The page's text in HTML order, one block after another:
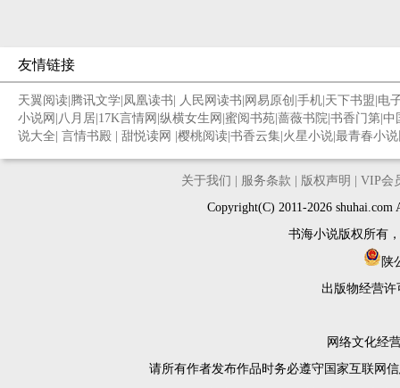
友情链接
天翼阅读 腾讯文学 凤凰读书 人民网读书 网易原创 手机 天下书盟 电
小说网 八月居 17K言情网 纵横女生网 蜜阅书苑 蔷薇书院 书香门第 中
说大全 言情书殿 甜悦读网 樱桃阅读 书香云集 火星小说 最青春小
关于我们 服务条款 版权声明
VIP会
Copyright(C) 2011-2026
书海小说版权所有
陕
出版物经营许
网络文化经
请所有作者发布作品时务必遵守国家互联网